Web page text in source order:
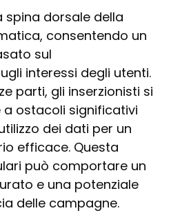
spina dorsale della
consentendo un
sul
interessi degli utenti.
parti, gli inserzionisti si
ostacoli significativi
dei dati per un
efficace. Questa
può comportare un
e una potenziale
delle campagne.